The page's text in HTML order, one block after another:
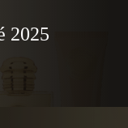
2025